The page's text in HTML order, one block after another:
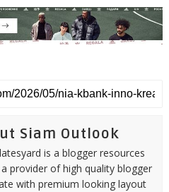
Siam Outlook
is a blogger resources
provider of high quality blogger
with premium looking layout